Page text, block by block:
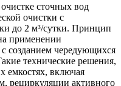
сточных вод
очистки с
до 2 м³/сутки. Принцип
применении
созданием чередующихся
технические решения,
емкостях, включая
рециркуляции активного